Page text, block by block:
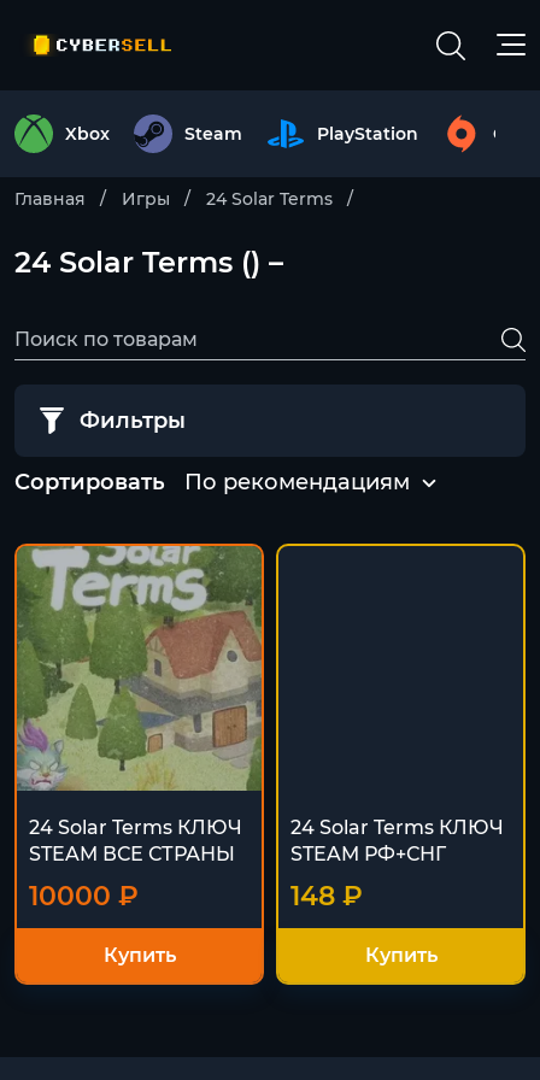
Xbox Steam PlayStation
Главная Игры 24 Solar Terms
24 Solar Terms () –
Фильтры
Сортировать По рекомендациям
24 Solar Terms КЛЮЧ
STEAM ВСЕ СТРАНЫ
10000 ₽
Купить
24 Solar Terms КЛЮЧ
STEAM РФ+СНГ
148 ₽
Купить